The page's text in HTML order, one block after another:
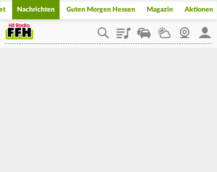
Nachrichten Guten Morgen Hessen Magazin Aktionen
PlaylistStaupilotWetterWebcam